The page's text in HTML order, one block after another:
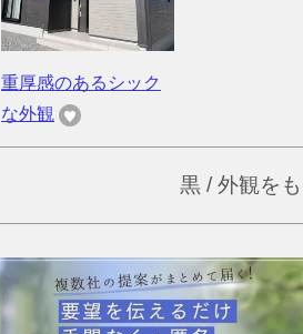
重厚感のあるシック
な外観
黒 / 外観を